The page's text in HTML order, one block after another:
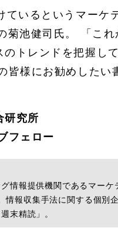
ているというマーケ
菊池健司氏。 「これ
トレンドを把握し
皆様にお勧めしたい
究所
フェロー
情報提供機関であるマー
情報収集手法に関する個別
末精読」。